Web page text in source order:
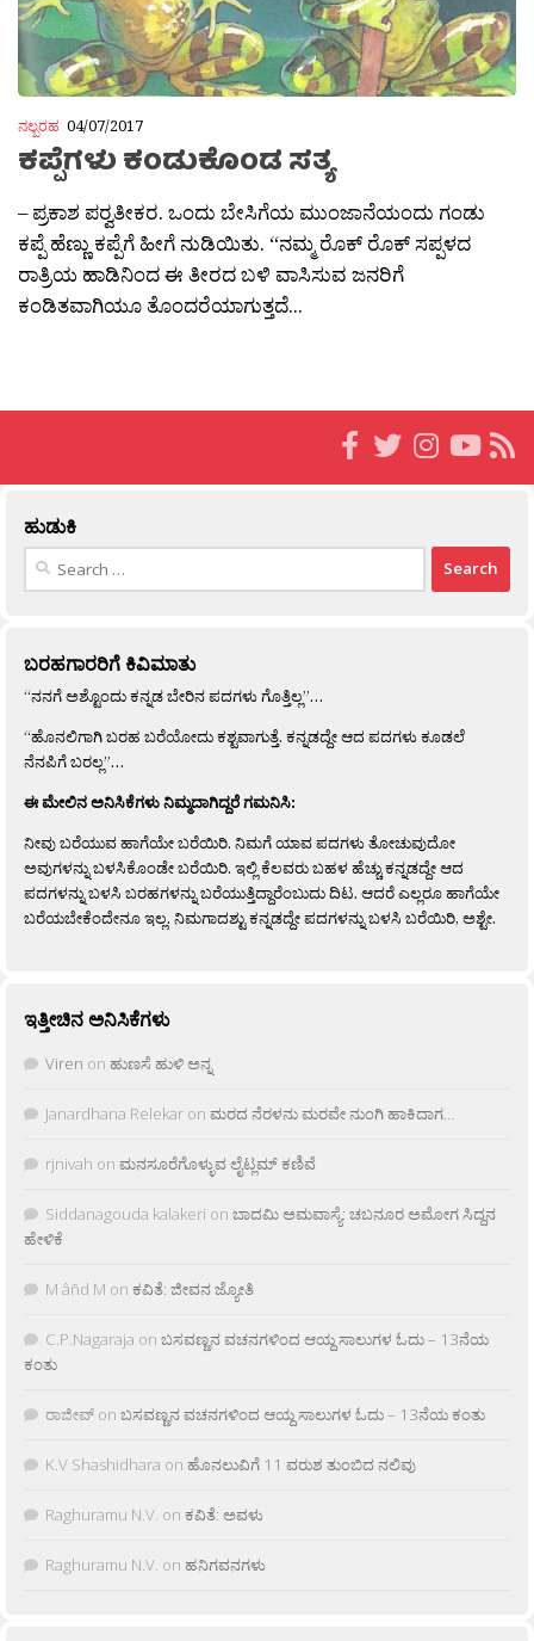
ನಲ್ಬರಹ 04/07/2017
ಕಪ್ಪೆಗಳು ಕಂಡುಕೊಂಡ ಸತ್ಯ
– ಪ್ರಕಾಶ ಪರ‍್ವತೀಕರ. ಒಂದು ಬೇಸಿಗೆಯ ಮುಂಜಾನೆಯಂದು ಗಂಡು
ಕಪ್ಪೆ ಹೆಣ್ಣು ಕಪ್ಪೆಗೆ ಹೀಗೆ ನುಡಿಯಿತು. “ನಮ್ಮ ರೊಕ್ ರೊಕ್ ಸಪ್ಪಳದ
ರಾತ್ರಿಯ ಹಾಡಿನಿಂದ ಈ ತೀರದ ಬಳಿ ವಾಸಿಸುವ ಜನರಿಗೆ
ಕಂಡಿತವಾಗಿಯೂ ತೊಂದರೆಯಾಗುತ್ತದೆ...
ಹುಡುಕಿ
Search
ಬರಹಗಾರರಿಗೆ ಕಿವಿಮಾತು
“ನನಗೆ ಅಶ್ಟೊಂದು ಕನ್ನಡ ಬೇರಿನ ಪದಗಳು ಗೊತ್ತಿಲ್ಲ”…
“ಹೊನಲಿಗಾಗಿ ಬರಹ ಬರೆಯೋದು ಕಶ್ಟವಾಗುತ್ತೆ. ಕನ್ನಡದ್ದೇ ಆದ ಪದಗಳು ಕೂಡಲೆ
ನೆನಪಿಗೆ ಬರಲ್ಲ”…
ಈ ಮೇಲಿನ ಅನಿಸಿಕೆಗಳು ನಿಮ್ಮದಾಗಿದ್ದರೆ ಗಮನಿಸಿ:
ನೀವು ಬರೆಯುವ ಹಾಗೆಯೇ ಬರೆಯಿರಿ. ನಿಮಗೆ ಯಾವ ಪದಗಳು ತೋಚುವುದೋ
ಅವುಗಳನ್ನು ಬಳಸಿಕೊಂಡೇ ಬರೆಯಿರಿ. ಇಲ್ಲಿ ಕೆಲವರು ಬಹಳ ಹೆಚ್ಚು ಕನ್ನಡದ್ದೇ ಆದ
ಪದಗಳನ್ನು ಬಳಸಿ ಬರಹಗಳನ್ನು ಬರೆಯುತ್ತಿದ್ದಾರೆಂಬುದು ದಿಟ. ಆದರೆ ಎಲ್ಲರೂ ಹಾಗೆಯೇ
ಬರೆಯಬೇಕೆಂದೇನೂ ಇಲ್ಲ. ನಿಮಗಾದಶ್ಟು ಕನ್ನಡದ್ದೇ ಪದಗಳನ್ನು ಬಳಸಿ ಬರೆಯಿರಿ, ಅಶ್ಟೇ.
ಇತ್ತೀಚಿನ ಅನಿಸಿಕೆಗಳು
Viren on ಹುಣಸೆ ಹುಳಿ ಅನ್ನ
Janardhana Relekar on ಮರದ ನೆರಳನು ಮರವೇ ನುಂಗಿ ಹಾಕಿದಾಗ…
rjnivah on ಮನಸೂರೆಗೊಳ್ಳುವ ಲೈಟ್ಲಮ್ ಕಣಿವೆ
Siddanagouda kalakeri on ಬಾದಮಿ ಅಮವಾಸ್ಯೆ: ಚಬನೂರ ಅಮೋಗ ಸಿದ್ದನ
ಹೇಳಿಕೆ
M âñd M on ಕವಿತೆ: ಜೀವನ ಜ್ಯೋತಿ
C.P.Nagaraja on ಬಸವಣ್ಣನ ವಚನಗಳಿಂದ ಆಯ್ದ ಸಾಲುಗಳ ಓದು – 13ನೆಯ
ಕಂತು
ರಾಜೀವ್ on ಬಸವಣ್ಣನ ವಚನಗಳಿಂದ ಆಯ್ದ ಸಾಲುಗಳ ಓದು – 13ನೆಯ ಕಂತು
K.V Shashidhara on ಹೊನಲುವಿಗೆ 11 ವರುಶ ತುಂಬಿದ ನಲಿವು
Raghuramu N.V. on ಕವಿತೆ: ಅವಳು
Raghuramu N.V. on ಹನಿಗವನಗಳು